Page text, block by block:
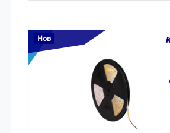
Нов